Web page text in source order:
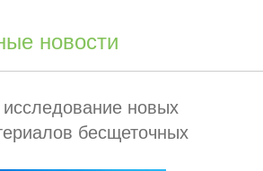
новости
новых
бесщеточных